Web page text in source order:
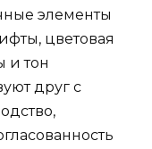
элементы
цветовая
и тон
друг с